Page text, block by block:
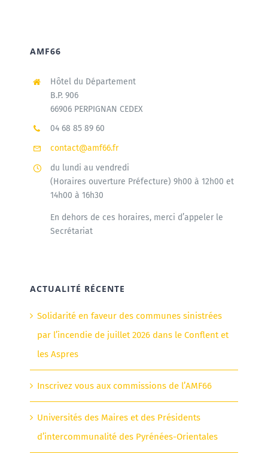
AMF66
Hôtel du Département
B.P. 906
66906 PERPIGNAN CEDEX
04 68 85 89 60
contact@amf66.fr
du lundi au vendredi
(Horaires ouverture Préfecture) 9h00 à 12h00 et
14h00 à 16h30
En dehors de ces horaires, merci d’appeler le
Secrétariat
ACTUALITÉ RÉCENTE
Solidarité en faveur des communes sinistrées
par l’incendie de juillet 2026 dans le Conflent et
les Aspres
Inscrivez vous aux commissions de l’AMF66
Universités des Maires et des Présidents
d’intercommunalité des Pyrénées-Orientales